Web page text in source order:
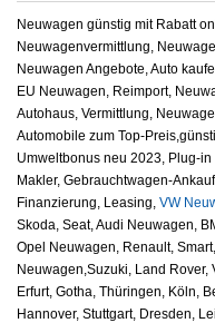
Neuwagen günstig mit Rabatt
Neuwagenvermittlung,
Neuwagen Angebote, Auto
EU Neuwagen, Reimport,
Autohaus, Vermittlung,
Automobile zum Top-
Umweltbonus neu 2023, Plug-
Makler, Gebrauchtwagen-
Finanzierung, Leasing, VW
Skoda, Seat, Audi Neuwagen,
Opel Neuwagen, Renault,
Neuwagen,Suzuki, Land
Erfurt, Gotha, Thüringen, Köln,
Hannover, Stuttgart, Dresden,